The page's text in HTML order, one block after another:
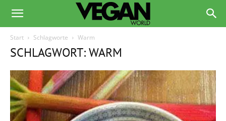
Start Schlagworte Warm
SCHLAGWORT: WARM